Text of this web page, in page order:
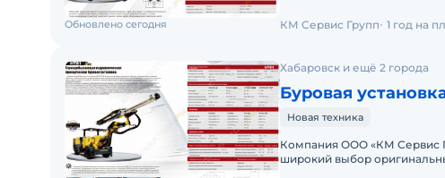
Обновлено сегодня КМ Сервис Групп 1 год на
Хабаровск и ещё 2 города
Буровая
Новая техника
Компания ООО «КМ Сервис
широкий выбор